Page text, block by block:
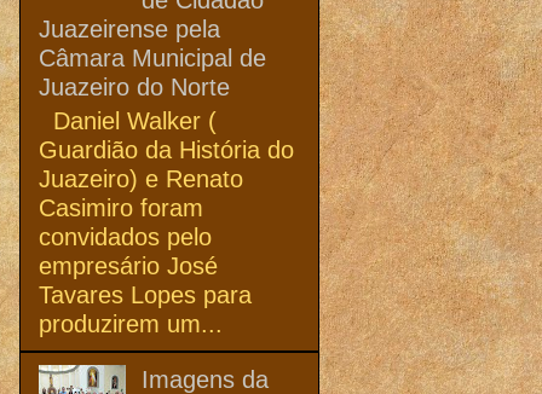
Juazeirense pela
Câmara Municipal de
Juazeiro do Norte
Daniel Walker (
Guardião da História do
Juazeiro) e Renato
Casimiro foram
convidados pelo
empresário José
Tavares Lopes para
produzirem um...
Imagens da